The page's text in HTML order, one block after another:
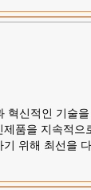
혁신적인 기술
품을 지속적으
위해 최선을